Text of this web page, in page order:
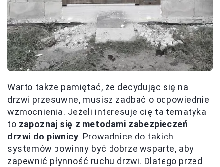
Warto także pamiętać, że decydując się na
drzwi przesuwne, musisz zadbać o odpowiednie
wzmocnienia. Jeżeli interesuje cię ta tematyka
to zapoznaj się z metodami zabezpieczeń
drzwi do piwnicy. Prowadnice do takich
systemów powinny być dobrze wsparte, aby
zapewnić płynność ruchu drzwi. Dlatego przed